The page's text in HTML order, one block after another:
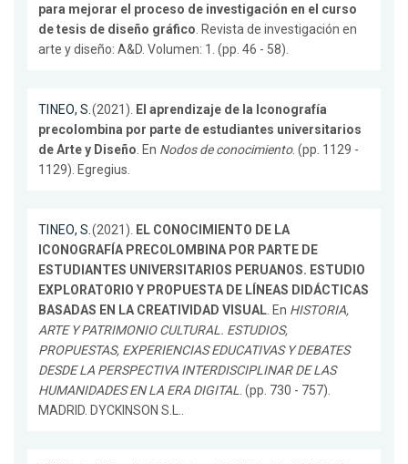
para mejorar el proceso de investigación en el curso
de tesis de diseño gráfico. Revista de investigación en
arte y diseño: A&D. Volumen: 1. (pp. 46 - 58).
TINEO, S.(2021). El aprendizaje de la Iconografía
precolombina por parte de estudiantes universitarios
de Arte y Diseño. En Nodos de conocimiento. (pp. 1129 -
1129). Egregius.
TINEO, S.(2021). EL CONOCIMIENTO DE LA
ICONOGRAFÍA PRECOLOMBINA POR PARTE DE
ESTUDIANTES UNIVERSITARIOS PERUANOS. ESTUDIO
EXPLORATORIO Y PROPUESTA DE LÍNEAS DIDÁCTICAS
BASADAS EN LA CREATIVIDAD VISUAL. En HISTORIA,
ARTE Y PATRIMONIO CULTURAL. ESTUDIOS,
PROPUESTAS, EXPERIENCIAS EDUCATIVAS Y DEBATES
DESDE LA PERSPECTIVA INTERDISCIPLINAR DE LAS
HUMANIDADES EN LA ERA DIGITAL. (pp. 730 - 757).
MADRID. DYCKINSON S.L..